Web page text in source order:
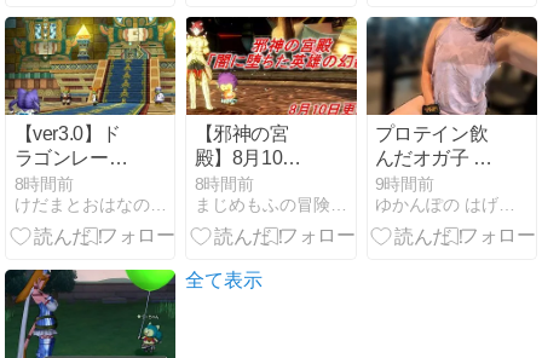
【ver3.0】ド
ラゴンレーダ
ーかな？
8時間前
けだまとおはなのあいつの冒険
【邪神の宮
殿】8月10日
更新「闇に堕
ちた英雄の幻
影」
8時間前
プロテイン飲
んだオガ子 ♯
２２
9時間前
ゆかんぽの はげおた リターンズ
全て表示